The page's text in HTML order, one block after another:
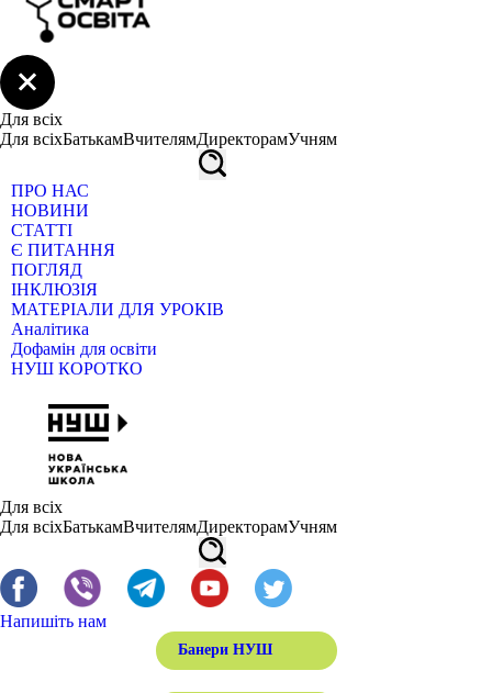
Для всіх
Для всіхБатькамВчителямДиректорамУчням
ПРО НАС
НОВИНИ
СТАТТІ
Є ПИТАННЯ
ПОГЛЯД
ІНКЛЮЗІЯ
МАТЕРІАЛИ ДЛЯ УРОКІВ
Аналітика
Дофамін для освіти
НУШ КОРОТКО
Для всіх
Для всіхБатькамВчителямДиректорамУчням
Напишіть нам
Банери НУШ